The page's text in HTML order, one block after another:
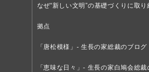
なぜ“新しい文明”の基礎づくりに取り
拠点
「唐松模様」- 生長の家総裁のブログ
「恵味な日々」- 生長の家白鳩会総裁